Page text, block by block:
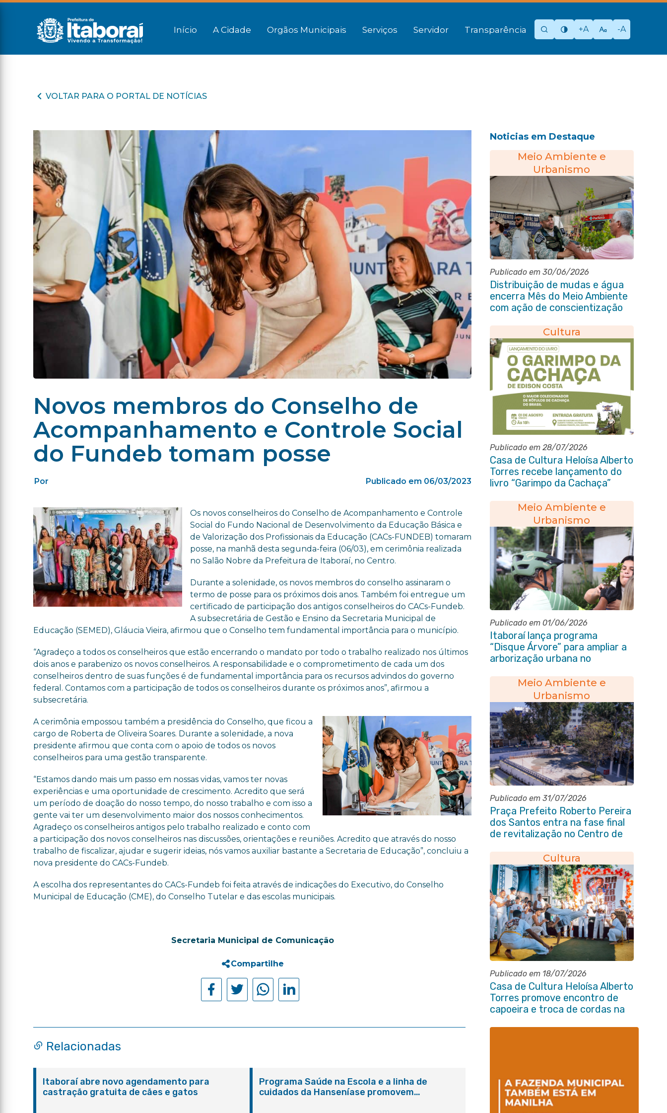
Início A Cidade Orgãos Municipais Serviços Servidor Transparência +A -A
VOLTAR PARA O PORTAL DE NOTÍCIAS
Novos membros do Conselho de
Acompanhamento e Controle Social
do Fundeb tomam posse
Por Publicado em 06/03/2023
Os novos conselheiros do Conselho de Acompanhamento e Controle
Social do Fundo Nacional de Desenvolvimento da Educação Básica e
de Valorização dos Profissionais da Educação (CACs-FUNDEB) tomaram
posse, na manhã desta segunda-feira (06/03), em cerimônia realizada
no Salão Nobre da Prefeitura de Itaboraí, no Centro.
Durante a solenidade, os novos membros do conselho assinaram o
termo de posse para os próximos dois anos. Também foi entregue um
certificado de participação dos antigos conselheiros do CACs-Fundeb.
A subsecretária de Gestão e Ensino da Secretaria Municipal de
Educação (SEMED), Gláucia Vieira, afirmou que o Conselho tem fundamental importância para o município.
“Agradeço a todos os conselheiros que estão encerrando o mandato por todo o trabalho realizado nos últimos
dois anos e parabenizo os novos conselheiros. A responsabilidade e o comprometimento de cada um dos
conselheiros dentro de suas funções é de fundamental importância para os recursos advindos do governo
federal. Contamos com a participação de todos os conselheiros durante os próximos anos”, afirmou a
subsecretária.
A cerimônia empossou também a presidência do Conselho, que ficou a
cargo de Roberta de Oliveira Soares. Durante a solenidade, a nova
presidente afirmou que conta com o apoio de todos os novos
conselheiros para uma gestão transparente.
“Estamos dando mais um passo em nossas vidas, vamos ter novas
experiências e uma oportunidade de crescimento. Acredito que será
um período de doação do nosso tempo, do nosso trabalho e com isso a
gente vai ter um desenvolvimento maior dos nossos conhecimentos.
Agradeço os conselheiros antigos pelo trabalho realizado e conto com
a participação dos novos conselheiros nas discussões, orientações e reuniões. Acredito que através do nosso
trabalho de fiscalizar, ajudar e sugerir ideias, nós vamos auxiliar bastante a Secretaria de Educação”, concluiu a
nova presidente do CACs-Fundeb.
A escolha dos representantes do CACs-Fundeb foi feita através de indicações do Executivo, do Conselho
Municipal de Educação (CME), do Conselho Tutelar e das escolas municipais.
Secretaria Municipal de Comunicação
Compartilhe
Noticias em Destaque
Meio Ambiente e
Urbanismo
Publicado em 30/06/2026
Distribuição de mudas e água
encerra Mês do Meio Ambiente
com ação de conscientização
Cultura
Publicado em 28/07/2026
Casa de Cultura Heloísa Alberto
Torres recebe lançamento do
livro “Garimpo da Cachaça”
Meio Ambiente e
Urbanismo
Publicado em 01/06/2026
Itaboraí lança programa
“Disque Árvore” para ampliar a
arborização urbana no
Meio Ambiente e
Urbanismo
Publicado em 31/07/2026
Praça Prefeito Roberto Pereira
dos Santos entra na fase final
de revitalização no Centro de
Cultura
Publicado em 18/07/2026
Casa de Cultura Heloísa Alberto
Torres promove encontro de
capoeira e troca de cordas na
Peixoto
Relacionadas
Itaboraí abre novo agendamento para
castração gratuita de cães e gatos
Programa Saúde na Escola e a linha de
cuidados da Hanseníase promovem